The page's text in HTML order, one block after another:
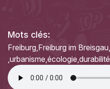
Mots clés:
Freiburg Freiburg im Breisgau
urbanisme écologie durabilité